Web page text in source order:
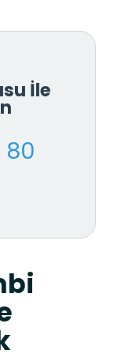
İle
80